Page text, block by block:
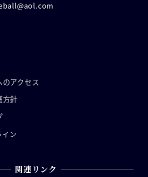
アクセス
方針
ン
関連リンク